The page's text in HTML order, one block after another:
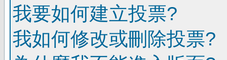
我要如何建立投票?
我如何修改或刪除投票?